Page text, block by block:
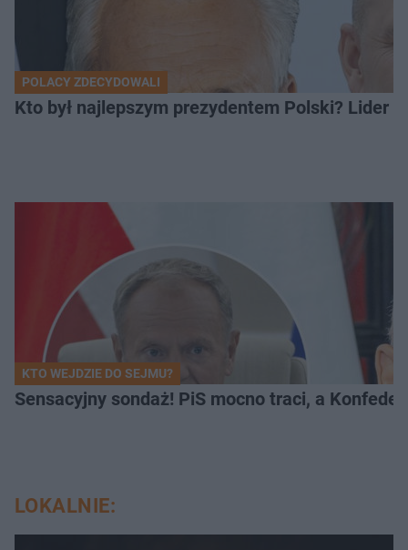
POLACY ZDECYDOWALI
Kto był najlepszym prezydentem Polski? Lider
KTO WEJDZIE DO SEJMU?
Sensacyjny sondaż! PiS mocno traci, a
LOKALNIE: